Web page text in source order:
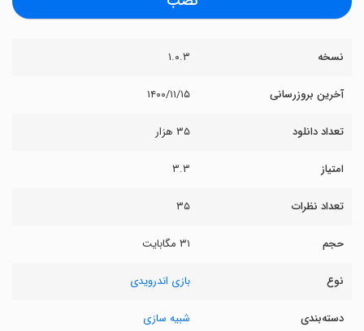
نسخه ۱.۰.۳
آخرین بروزرسانی ۱۴۰۰/۱۱/۱۵
تعداد دانلود ۳۵ هزار
امتیاز ۳.۳
تعداد نظرات ۳۵
حجم ۳۱ مگابایت
نوع بازی اندرویدی
دسته‌بندی شبیه سازی